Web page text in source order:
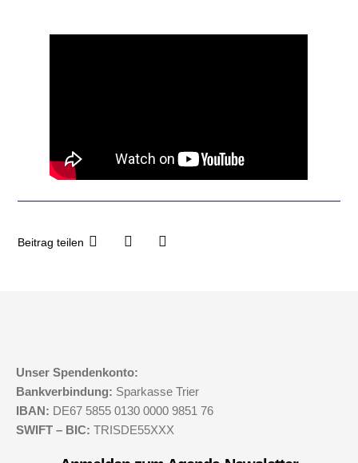
Beitrag teilen
Unser Spendenkonto:
Bankverbindung: Sparkasse Trier
IBAN: DE67 5855 0130 0000 9851 76
SWIFT – BIC: TRISDE55XXX